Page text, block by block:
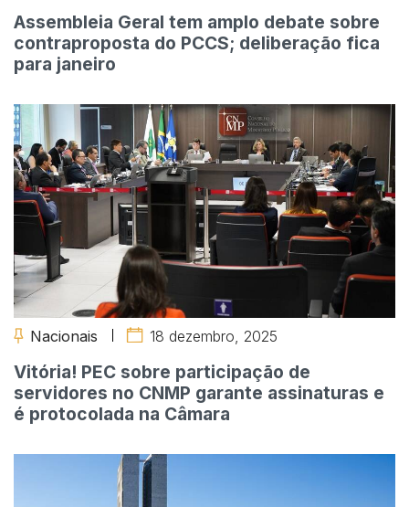
Assembleia Geral tem amplo debate sobre
contraproposta do PCCS; deliberação fica
para janeiro
Nacionais 18 dezembro, 2025
Vitória! PEC sobre participação de
servidores no CNMP garante assinaturas e
é protocolada na Câmara